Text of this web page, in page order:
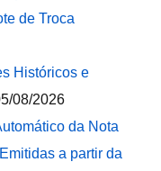
de Troca
Históricos e
08/2026
da Nota
a partir da